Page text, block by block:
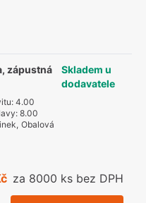
zápustná
: 4.00
: 8.00
, Obalová
Skladem u
dodavatele
za 8000 ks bez DPH